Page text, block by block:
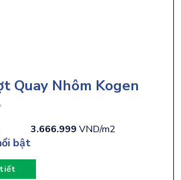
Quay Nhôm Kogen
3.666.999 VND/m2
bật
tiết